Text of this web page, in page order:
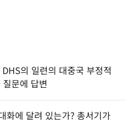
의 일련의 대중국 부정적
문에 답변
화에 달려 있는가? 총서기가